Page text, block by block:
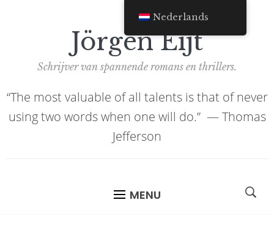
Jörgen Eijt
Schrijver van spannende romans en thrillers.
“The most valuable of all talents is that of never
using two words when one will do.” ―Thomas
Jefferson
MENU
Nederlands